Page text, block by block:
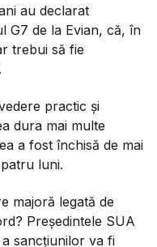
au declarat
G7 de la Evian, că, în
trebui să fie
practic și
dura mai multe
a fost închisă de mai
luni.
majoră legată de
Președintele SUA
sancțiunilor va fi